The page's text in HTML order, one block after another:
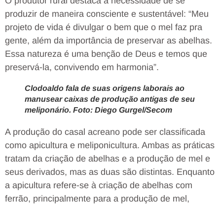
produzir de maneira consciente e sustentável: “Meu
projeto de vida é divulgar o bem que o mel faz pra
gente, além da importância de preservar as abelhas.
Essa natureza é uma benção de Deus e temos que
preservá-la, convivendo em harmonia”.
Clodoaldo fala de suas origens laborais ao
manusear caixas de produção antigas de seu
meliponário. Foto: Diego Gurgel/Secom
A produção do casal acreano pode ser classificada
como apicultura e meliponicultura. Ambas as práticas
tratam da criação de abelhas e a produção de mel e
seus derivados, mas as duas são distintas. Enquanto
a apicultura refere-se à criação de abelhas com
ferrão, principalmente para a produção de mel,